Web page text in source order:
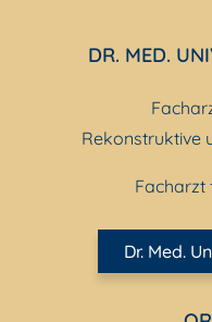
DR. MED.
Rekonstruktive
Facharzt
Dr. Med.